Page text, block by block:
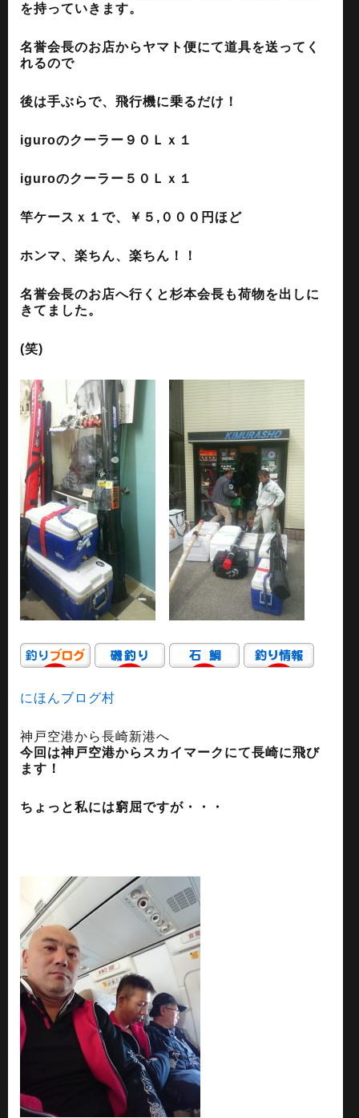
を持っていきます。
名誉会長のお店からヤマト便にて道具を送ってく
れるので
後は手ぶらで、飛行機に乗るだけ！
iguroのクーラー９０Ｌｘ１
iguroのクーラー５０Ｌｘ１
竿ケースｘ１で、￥５,０００円ほど
ホンマ、楽ちん、楽ちん！！
名誉会長のお店へ行くと杉本会長も荷物を出しに
きてました。
(笑)
にほんブログ村
神戸空港から長崎新港へ
今回は神戸空港からスカイマークにて長崎に飛び
ます！
ちょっと私には窮屈ですが・・・